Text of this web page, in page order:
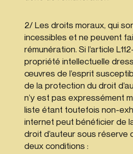
2/ Les droits moraux, qui
incessibles et ne peuvent
rémunération. Si l’article
propriété intellectuelle
œuvres de l’esprit
de la protection du droit
n’y est pas expressément
liste étant toutefois non-
internet peut bénéficier de
droit d’auteur sous réserve
deux conditions :